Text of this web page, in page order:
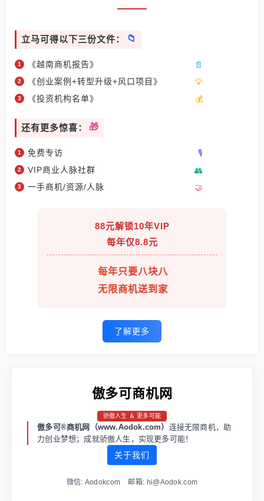
立马可得以下三份文件：
《越南商机报告》
《创业案例+转型升级+风口项目》
《投资机构名单》
还有更多惊喜：
免费专访
VIP商业人脉社群
一手商机/资源/人脉
88元解锁10年VIP
每年仅8.8元
每年只要八块八
无限商机送到家
了解更多
傲多可商机网
骄傲人生 ＆ 更多可能
傲多可®商机网（www.Aodok.com） 连接无限商机，助
力创业梦想；成就骄傲人生，实现更多可能！
关于我们
微信: Aodokcom 邮箱: hi@Aodok.com